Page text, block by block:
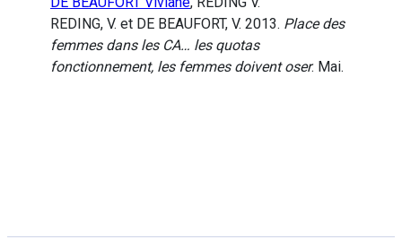
REDING, V. et DE BEAUFORT, V. 2013. Place des
femmes dans les CA… les quotas
fonctionnement, les femmes doivent oser. Mai.